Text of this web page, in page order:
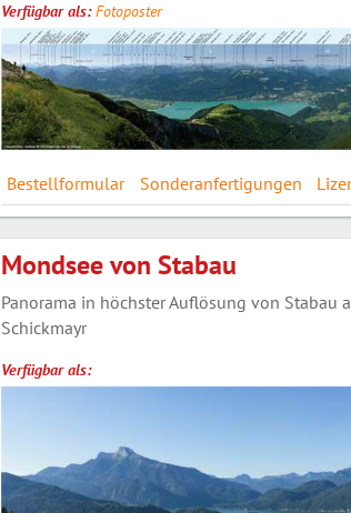
Verfügbar als:Fotoposter
Bestellformular Sonderanfertigungen
Mondsee von Stabau
Panorama in höchster Auflösung von Stabau
Schickmayr
Verfügbar als: